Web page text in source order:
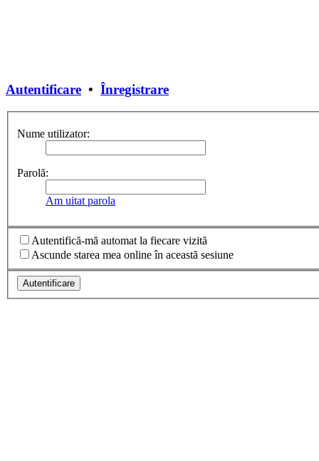
Autentificare • Înregistrare
Nume utilizator:
Parolă:
Am uitat parola
Autentifică-mă automat la fiecare vizită
Ascunde starea mea online în această sesiune